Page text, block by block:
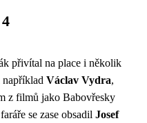
přivítal na place i několik
Václav Vydra,
z filmů jako Babovřesky
se zase obsadil Josef